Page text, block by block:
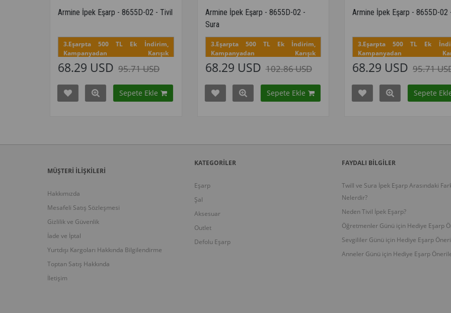
Eşarp - 8655D-02 - Tivil
500 TL Ek İndirim,
Karışık
95.71 USD
Sepete Ekle
Armine İpek Eşarp - 8655D-02 -
3.Eşarpta 500 TL Ek İndirim,
Kampanyadan Karışık
buraya tıklayınız
68.29 USD 102.86 USD
Sepete Ekle
Armine İpek Eşarp - 8655D-02 - Tivil
3.Eşarpta 500 TL Ek İndirim,
Kampanyadan Karışık
buraya tıklayınız
68.29 USD 95.71 USD
Sepete Ekle
Armine
buraya
68.29
MÜŞTERİ İLİŞKİLERİ
Hakkımızda
Mesafeli Satış Sözleşmesi
Gizlilik ve Güvenlik
İade ve İptal
Yurtdışı Kargoları Hakkında Bilgilendirme
Toptan Satış Hakkında
İletişim
KATEGORİLER
Eşarp
Şal
Aksesuar
Outlet
Defolu Eşarp
FAYDALI BİLGİLER
Twill ve Sura İpek Eşarp Arasındaki
Nelerdir?
Neden Tivil İpek Eşarp?
Öğretmenler Günü için Hediye Eşarp
Sevgililer Günü için Hediye Eşarp
Anneler Günü için Hediye Eşarp